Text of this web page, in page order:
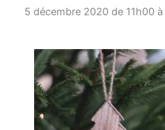
5 décembre 2020 de 11h00à